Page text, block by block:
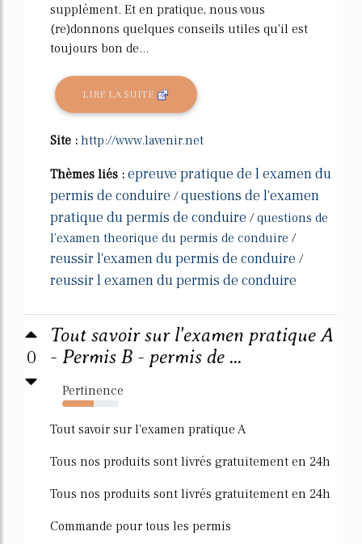
supplément. Et en pratique, nous vous
(re)donnons quelques conseils utiles qu'il est
toujours bon de...
LIRE LA SUITE
Site : http://www.lavenir.net
Thèmes liés : epreuve pratique de l examen du
permis de conduire /questions de l'examen
pratique du permis de conduire /questions de
l'examen theorique du permis de conduire /
reussir l'examen du permis de conduire /
reussir l examen du permis de conduire
0
Tout savoir sur l'examen pratique A
- Permis B - permis de ...
Pertinence
55%
Tout savoir sur l'examen pratique A
Tous nos produits sont livrés gratuitement en 24h
Tous nos produits sont livrés gratuitement en 24h
Commande pour tous les permis